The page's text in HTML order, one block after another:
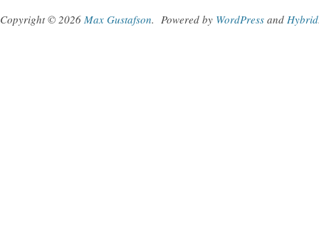
Copyright © 2026 Max Gustafson. Powered by WordPress and Hybrid